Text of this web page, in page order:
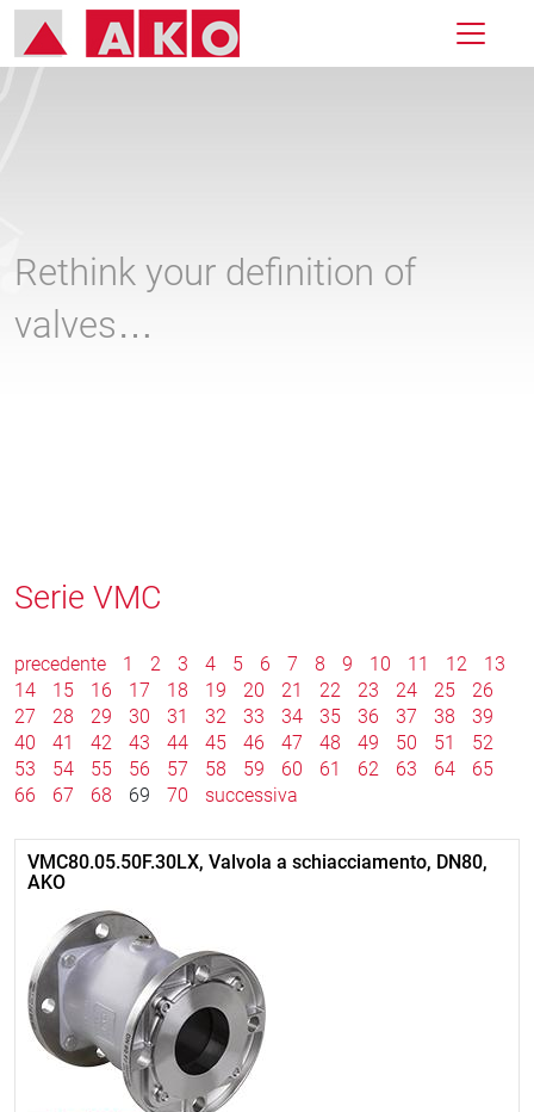
Rethink your definition of
valves…
Serie VMC
precedente 1 2 3 4 5 6 7 8 9 10 11 12
13
14
15 16 17 18 19 20 21 22 23 24 25
26
27
28 29 30 31 32 33 34 35 36 37 38
39
40
41 42 43 44 45 46 47 48 49 50 51
52
53
54 55 56 57 58 59 60 61 62 63 64
65
66
67 68 69 70 successiva
VMC80.05.50F.30LX, Valvola a schiacciamento, DN80,
AKO